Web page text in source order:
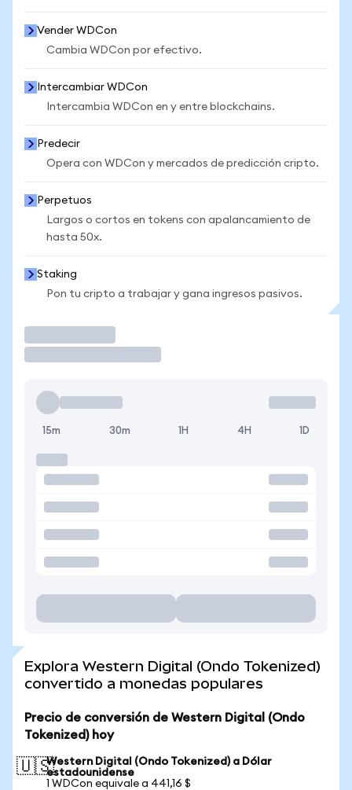
Vender WDCon
Cambia WDCon por efectivo.
Intercambiar WDCon
Intercambia WDCon en y entre blockchains.
Predecir
Opera con WDCon y mercados de predicción cripto.
Perpetuos
Largos o cortos en tokens con apalancamiento de
hasta 50x.
Staking
Pon tu cripto a trabajar y gana ingresos pasivos.
15m 30m 1H 4H 1D
Explora Western Digital (Ondo Tokenized)
convertido a monedas populares
Precio de conversión de Western Digital (Ondo
Tokenized) hoy
🇺🇸Western Digital (Ondo Tokenized) a Dólar
estadounidense
1 WDCon equivale a 441,16 $